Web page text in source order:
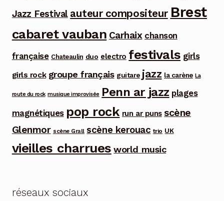
Jazz Festival auteur compositeur Brest
cabaret vauban Carhaix chanson
française Chateaulin duo electro festivals girls
girls rock groupe français guitare jazz la carène La
route du rock musique improvisée Penn ar jazz plages
magnétiques pop rock run ar puns scène
Glenmor scène Grall scène kerouac trio UK
vieilles charrues world music
réseaux sociaux